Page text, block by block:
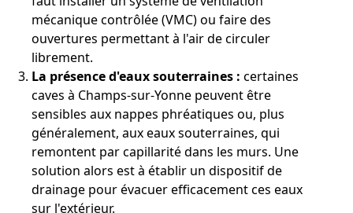
mécanique contrôlée (VMC) ou faire des
ouvertures permettant à l'air de circuler
librement.
La présence d'eaux souterraines : certaines
caves à Champs-sur-Yonne peuvent être
sensibles aux nappes phréatiques ou, plus
généralement, aux eaux souterraines, qui
remontent par capillarité dans les murs. Une
solution alors est à établir un dispositif de
drainage pour évacuer efficacement ces eaux
sur l'extérieur.